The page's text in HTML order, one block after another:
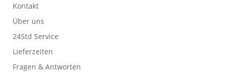
Kontakt
Über uns
24Std Service
Lieferzeiten
Fragen & Antworten